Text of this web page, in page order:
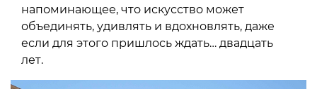
напоминающее, что искусство может
объединять, удивлять и вдохновлять, даже
если для этого пришлось ждать… двадцать
лет.